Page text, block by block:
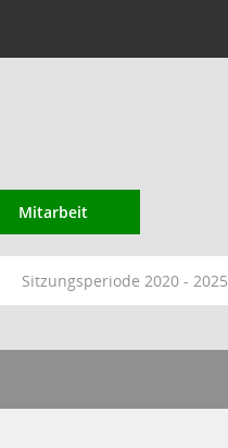
Mitarbeit
Sitzungsperiode 2020 - 2025